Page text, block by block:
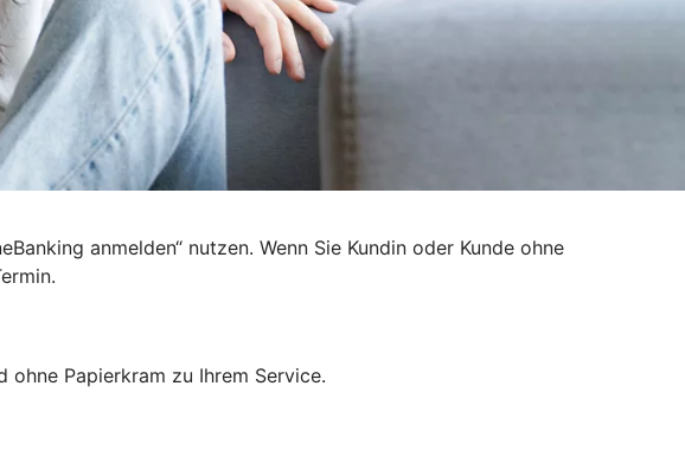
anmelden“ nutzen. Wenn Sie Kundin oder Kunde ohne
ohne Papierkram zu Ihrem Service.